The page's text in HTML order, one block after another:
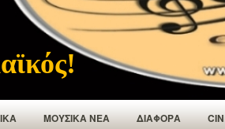
ΜΟΥΣΙΚΑ ΝΕΑ ΔΙΑΦΟΡΑ